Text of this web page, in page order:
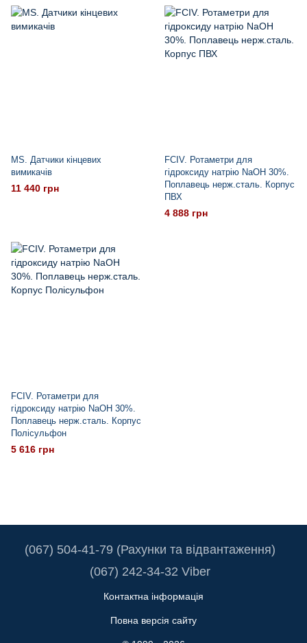
MS. Датчики кінцевих
вимикачів
11 440 грн
FCIV. Ротаметри для
гідроксиду натрію NaOH 30%.
Поплавець нерж.сталь. Корпус
ПВХ
4 888 грн
FCIV. Ротаметри для
гідроксиду натрію NaOH 30%.
Поплавець нерж.сталь. Корпус
Полісульфон
5 616 грн
(067) 504-41-79 (Рахунки та відвантаження)
(067) 242-34-32 Viber
Контактна інформація
Повна версія сайту